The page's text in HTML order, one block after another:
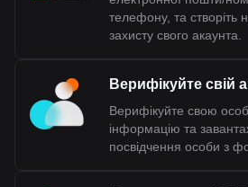
телефону, та створіть
захисту свого акаунта.
Верифікуйте свій
Верифікуйте свою
інформацію та
посвідчення особи з